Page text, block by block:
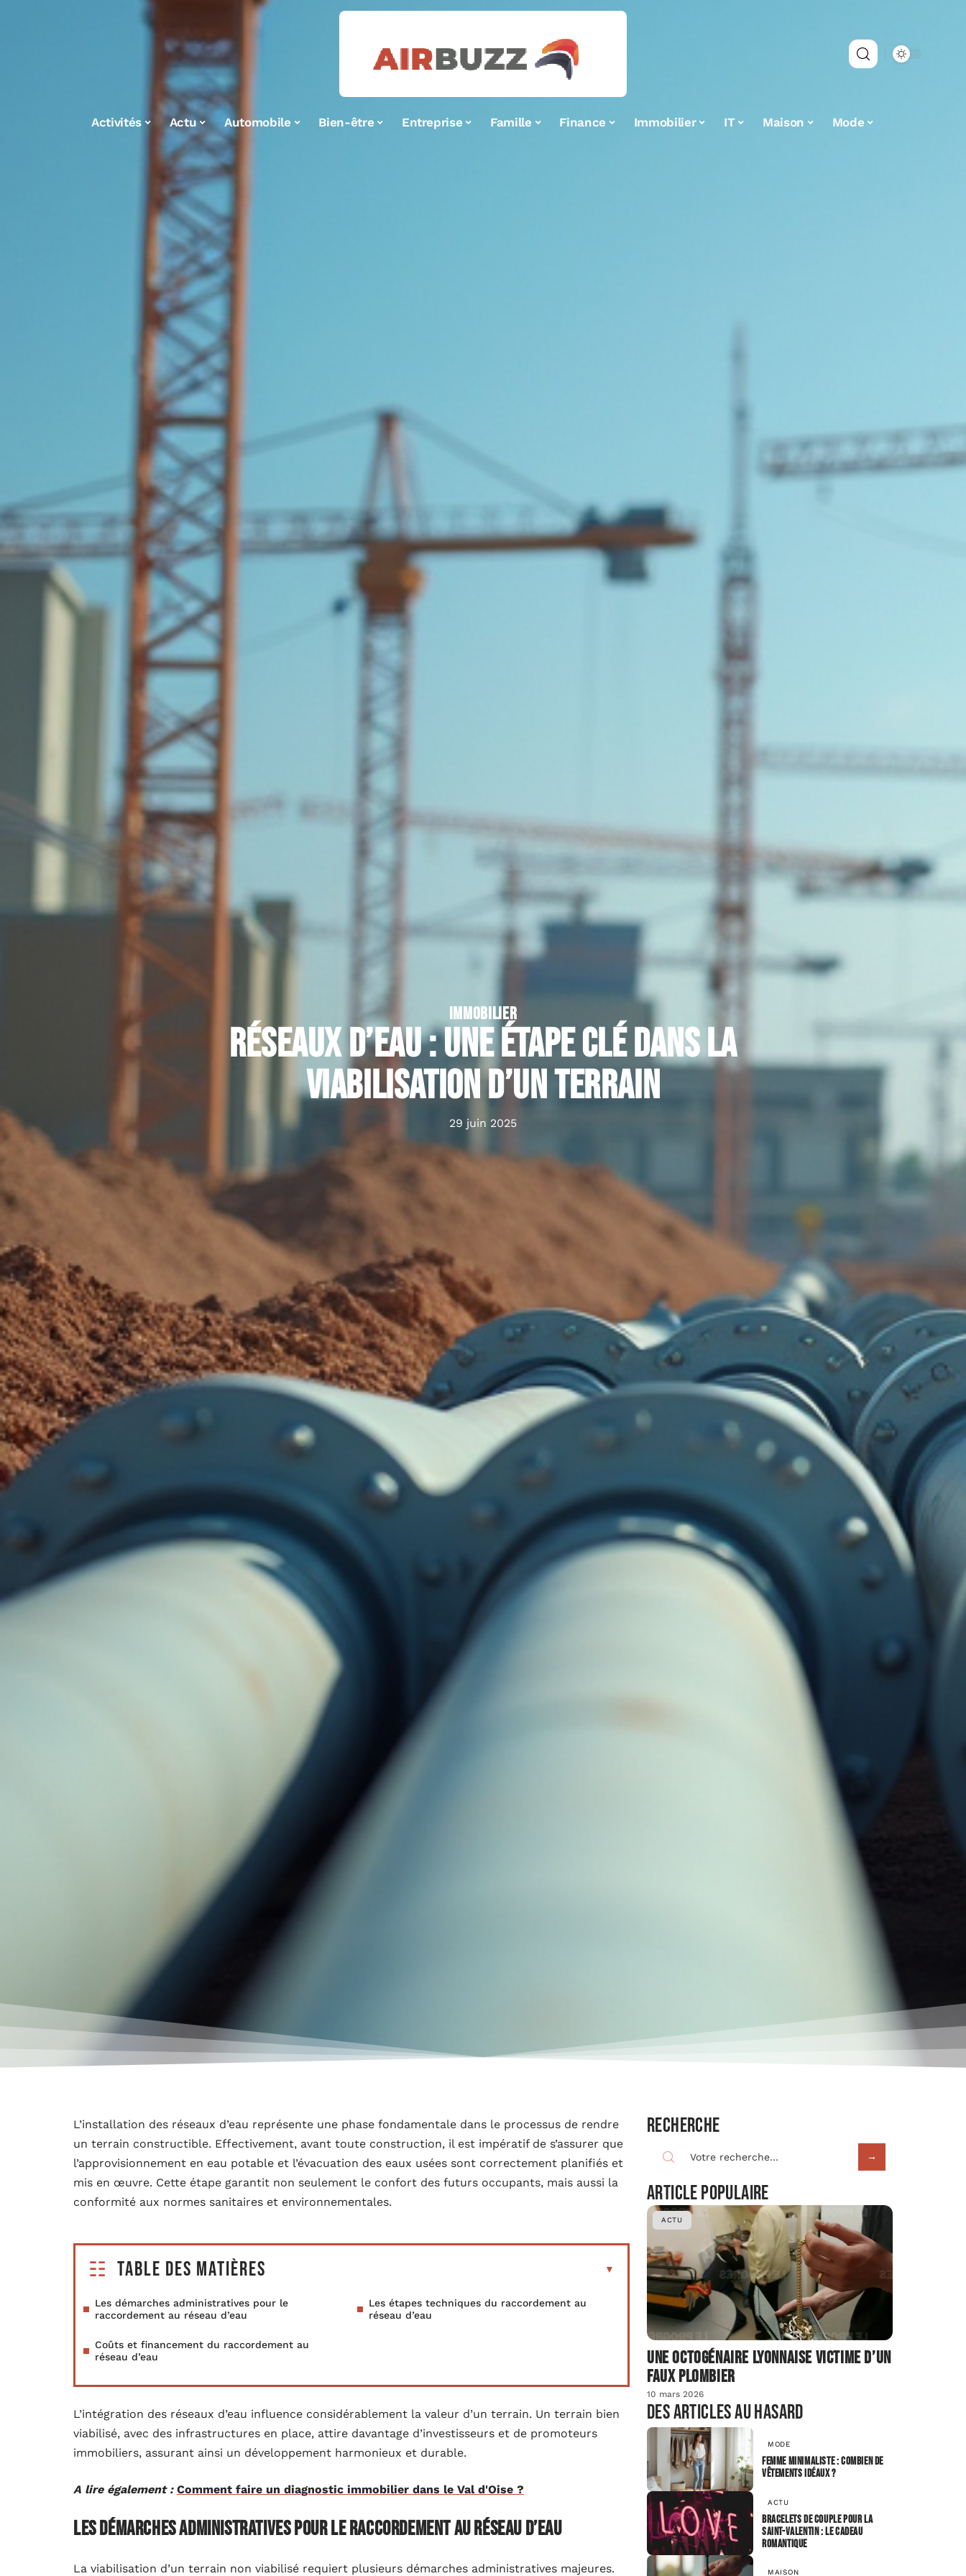
Activités Actu Automobile Bien-être Entreprise Famille Finance Immobilier IT Maison Mode
IMMOBILIER
Réseaux d’eau : une étape clé dans la
viabilisation d’un terrain
29 juin 2025
L’installation des réseaux d’eau représente une phase fondamentale dans le processus de rendre
un terrain constructible. Effectivement, avant toute construction, il est impératif de s’assurer que
l’approvisionnement en eau potable et l’évacuation des eaux usées sont correctement planifiés et
mis en œuvre. Cette étape garantit non seulement le confort des futurs occupants, mais aussi la
conformité aux normes sanitaires et environnementales.
Table des matières
Les démarches administratives pour le
raccordement au réseau d’eau
Les étapes techniques du raccordement au
réseau d’eau
Coûts et financement du raccordement au
réseau d’eau
L’intégration des réseaux d’eau influence considérablement la valeur d’un terrain. Un terrain bien
viabilisé, avec des infrastructures en place, attire davantage d’investisseurs et de promoteurs
immobiliers, assurant ainsi un développement harmonieux et durable.
A lire également : Comment faire un diagnostic immobilier dans le Val d'Oise ?
Les démarches administratives pour le raccordement au réseau d’eau
La viabilisation d’un terrain non viabilisé requiert plusieurs démarches administratives majeures.
Recherche
Article populaire
ACTU
Une octogénaire lyonnaise victime d’un
faux plombier
10 mars 2026
Des articles au hasard
MODE
Femme minimaliste : Combien de
vêtements idéaux ?
ACTU
Bracelets de Couple pour la
Saint-Valentin : Le Cadeau
Romantique
MAISON